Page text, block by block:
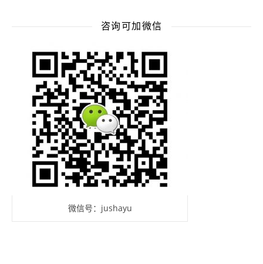
咨询可加微信
微信号：jushayu